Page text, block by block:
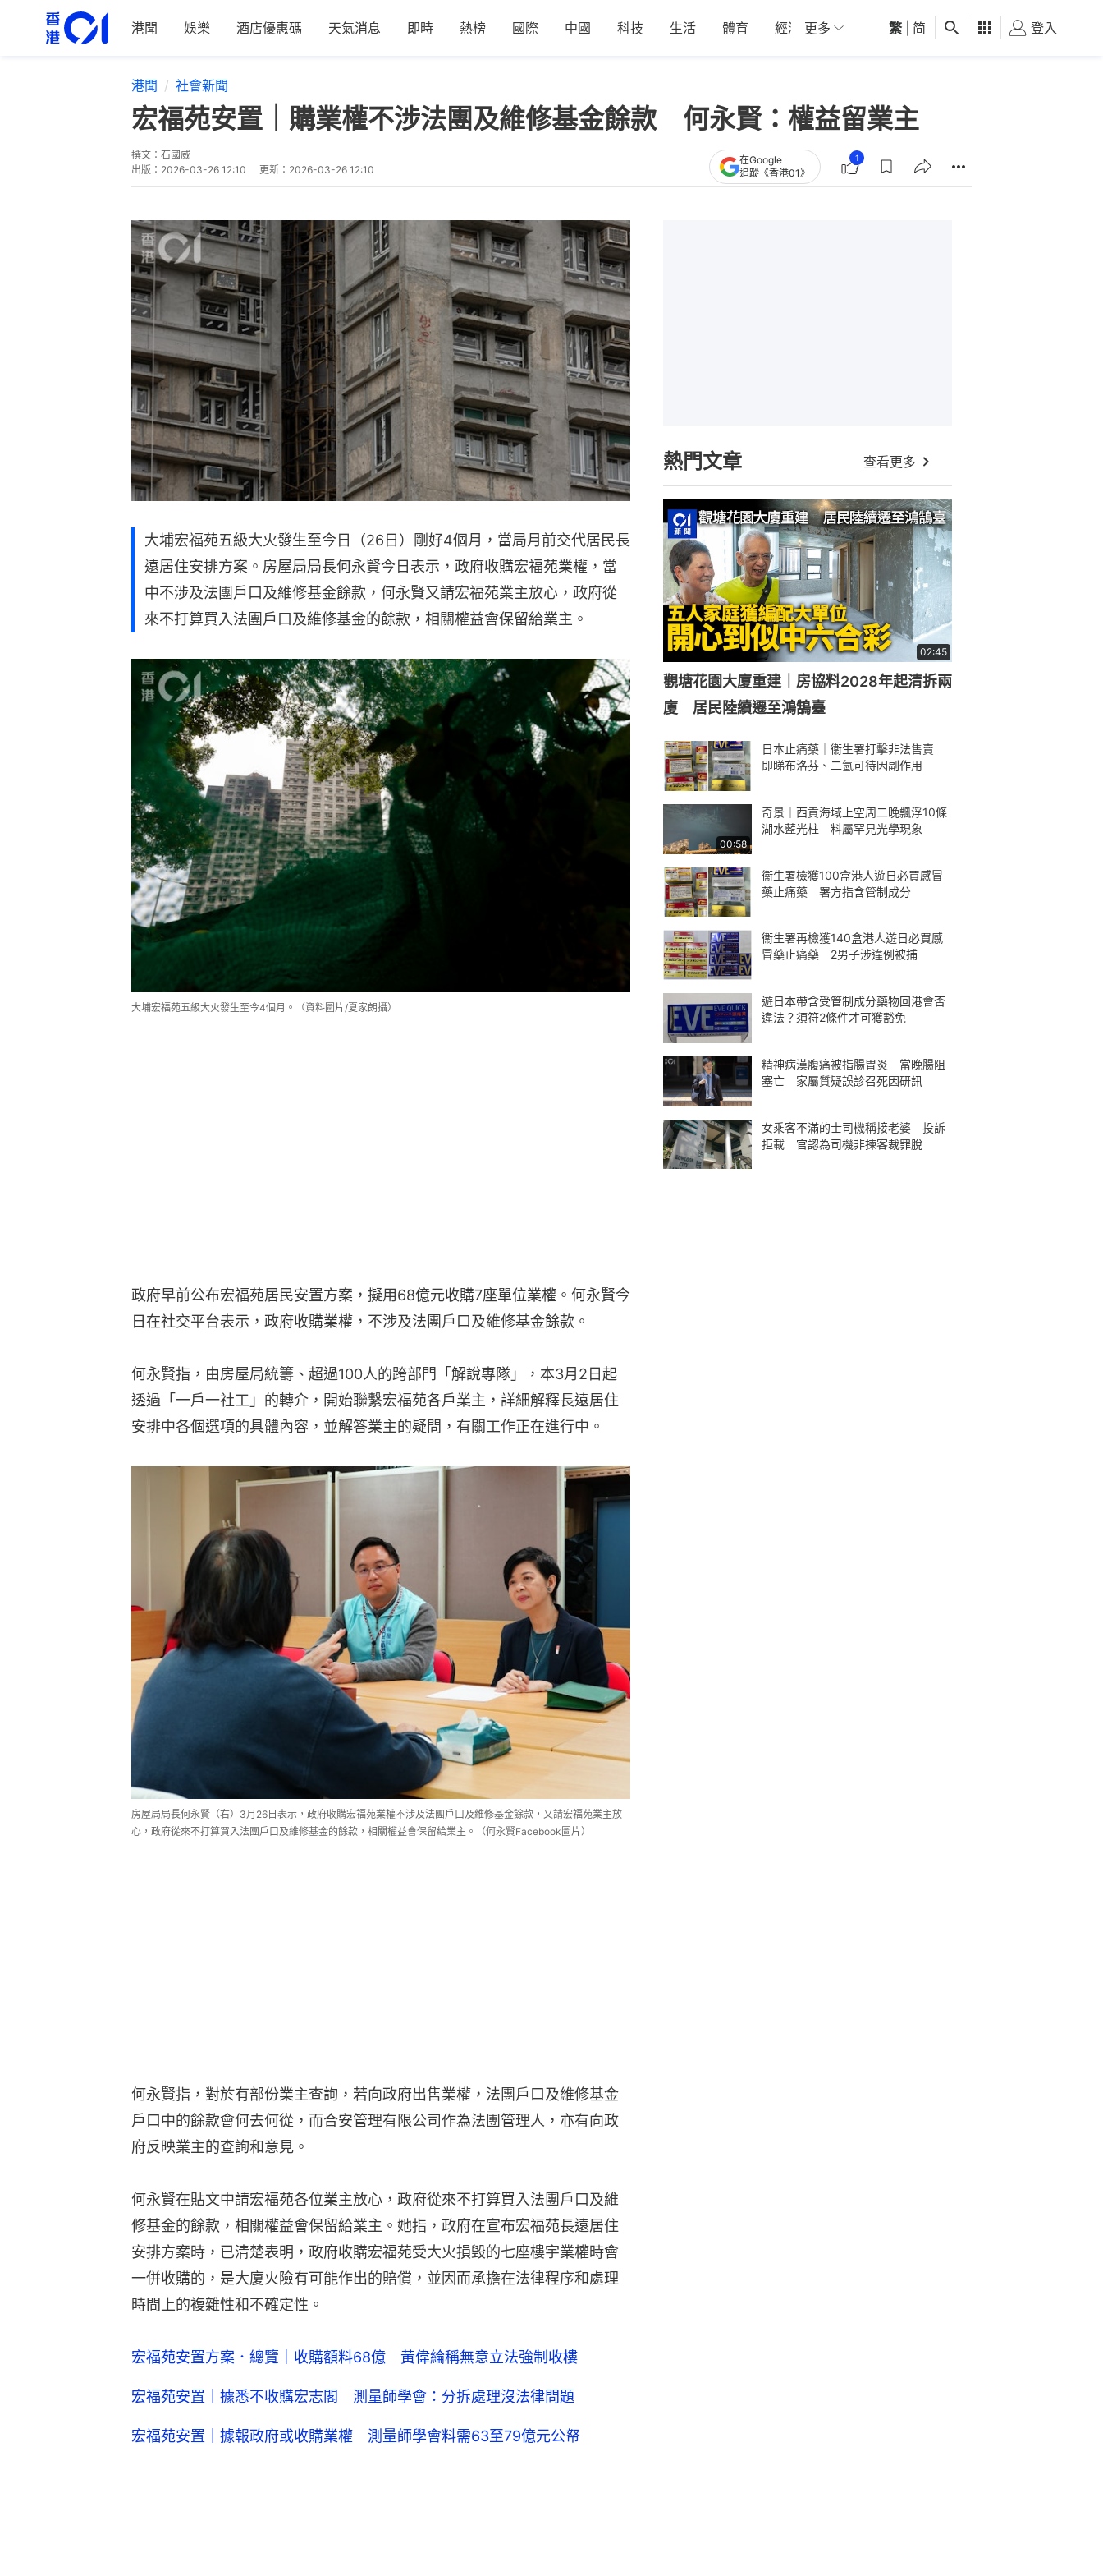
港聞 娛樂 酒店優惠碼 天氣消息 即時 熱榜 國際 中國 科技 生活 體育 經濟 01深圳 觀點 健康 好食玩飛
更多 繁 简 登入
港聞 社會新聞
宏福苑安置｜購業權不涉法團及維修基金餘款 何永賢：權益留業主
撰文： 石國威
出版： 2026-03-26 12:10 更新： 2026-03-26 12:10
在Google
追蹤《香港01》
1
大埔宏福苑五級大火發生至今日（26日）剛好4個月，當局月前交代居民長
遠居住安排方案。房屋局局長何永賢今日表示，政府收購宏福苑業權，當
中不涉及法團戶口及維修基金餘款，何永賢又請宏福苑業主放心，政府從
來不打算買入法團戶口及維修基金的餘款，相關權益會保留給業主。
大埔宏福苑五級大火發生至今4個月。（資料圖片/夏家朗攝）
政府早前公布宏福苑居民安置方案，擬用68億元收購7座單位業權。何永賢今
日在社交平台表示，政府收購業權，不涉及法團戶口及維修基金餘款。
何永賢指，由房屋局統籌、超過100人的跨部門「解說專隊」，本3月2日起
透過「一戶一社工」的轉介，開始聯繫宏福苑各戶業主，詳細解釋長遠居住
安排中各個選項的具體內容，並解答業主的疑問，有關工作正在進行中。
房屋局局長何永賢（右）3月26日表示，政府收購宏福苑業權不涉及法團戶口及維修基金餘款，又請宏福苑業主放
心，政府從來不打算買入法團戶口及維修基金的餘款，相關權益會保留給業主。（何永賢Facebook圖片）
何永賢指，對於有部份業主查詢，若向政府出售業權，法團戶口及維修基金
戶口中的餘款會何去何從，而合安管理有限公司作為法團管理人，亦有向政
府反映業主的查詢和意見。
何永賢在貼文中請宏福苑各位業主放心，政府從來不打算買入法團戶口及維
修基金的餘款，相關權益會保留給業主。她指，政府在宣布宏福苑長遠居住
安排方案時，已清楚表明，政府收購宏福苑受大火損毁的七座樓宇業權時會
一併收購的，是大廈火險有可能作出的賠償，並因而承擔在法律程序和處理
時間上的複雜性和不確定性。
宏福苑安置方案．總覽｜收購額料68億 黃偉綸稱無意立法強制收樓
宏福苑安置｜據悉不收購宏志閣 測量師學會：分拆處理沒法律問題
宏福苑安置｜據報政府或收購業權 測量師學會料需63至79億元公帑
熱門文章 查看更多
02:45
觀塘花園大廈重建｜房協料2028年起清拆兩
廈 居民陸續遷至鴻鵠臺
日本止痛藥｜衞生署打擊非法售賣
即睇布洛芬、二氫可待因副作用
00:58
奇景｜西貢海域上空周二晚飄浮10條
湖水藍光柱 料屬罕見光學現象
衞生署檢獲100盒港人遊日必買感冒
藥止痛藥 署方指含管制成分
衞生署再檢獲140盒港人遊日必買感
冒藥止痛藥 2男子涉違例被捕
遊日本帶含受管制成分藥物回港會否
違法？須符2條件才可獲豁免
精神病漢腹痛被指腸胃炎 當晚腸阻
塞亡 家屬質疑誤診召死因研訊
女乘客不滿的士司機稱接老婆 投訴
拒載 官認為司機非揀客裁罪脫